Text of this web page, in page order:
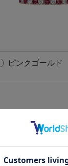
ピンクゴールド